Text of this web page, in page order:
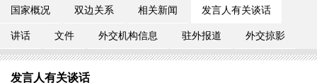
国家概况 双边关系 相关新闻 发言人有关谈话
讲话 文件 外交机构信息 驻外报道 外交掠影
发言人有关谈话